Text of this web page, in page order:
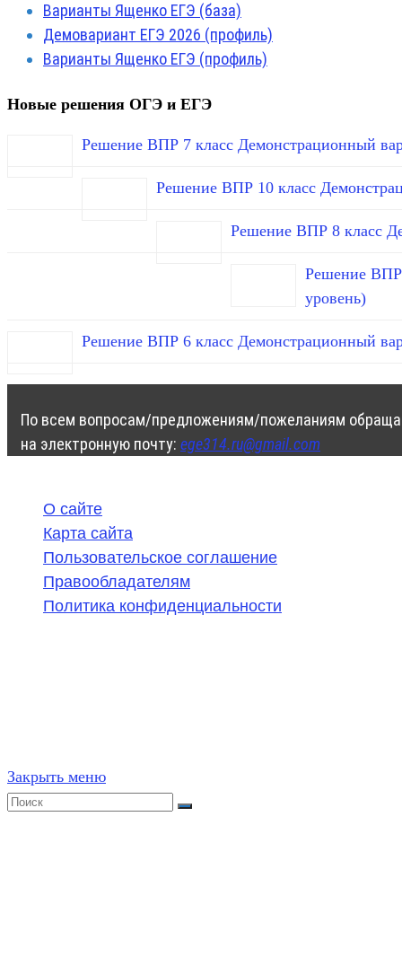
Варианты Ященко ЕГЭ (база)
Демовариант ЕГЭ 2026 (профиль)
Варианты Ященко ЕГЭ (профиль)
Новые решения ОГЭ и ЕГЭ
Решение ВПР 7 класс Демонстрационный
Решение ВПР 10 класс
Решение ВПР 8 класс
Решение ВПР
уровень)
Решение ВПР 6 класс Демонстрационный
По всем вопросам/предложениям/пожеланиям
на электронную почту: ege314.ru@gmail.com
О сайте
Карта сайта
Пользовательское соглашение
Правообладателям
Политика конфиденциальности
Закрыть меню